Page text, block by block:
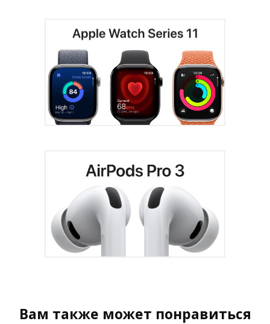
Вам также может понравиться